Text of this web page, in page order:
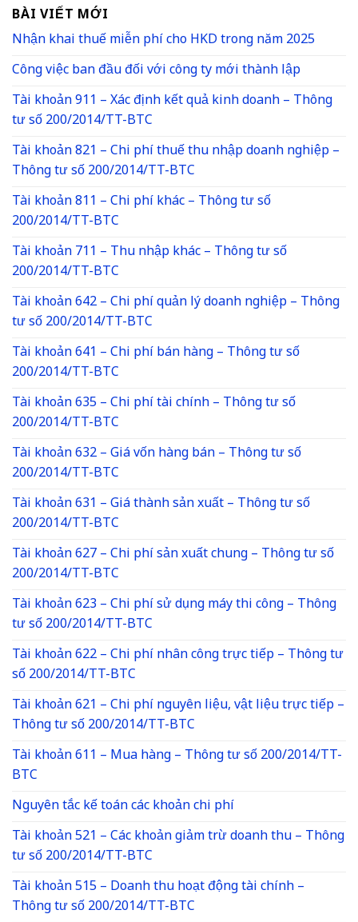
BÀI VIẾT MỚI
Nhận khai thuế miễn phí cho HKD trong năm 2025
Công việc ban đầu đối với công ty mới thành lập
Tài khoản 911 – Xác định kết quả kinh doanh – Thông
tư số 200/2014/TT-BTC
Tài khoản 821 – Chi phí thuế thu nhập doanh nghiệp –
Thông tư số 200/2014/TT-BTC
Tài khoản 811 – Chi phí khác – Thông tư số
200/2014/TT-BTC
Tài khoản 711 – Thu nhập khác – Thông tư số
200/2014/TT-BTC
Tài khoản 642 – Chi phí quản lý doanh nghiệp – Thông
tư số 200/2014/TT-BTC
Tài khoản 641 – Chi phí bán hàng – Thông tư số
200/2014/TT-BTC
Tài khoản 635 – Chi phí tài chính – Thông tư số
200/2014/TT-BTC
Tài khoản 632 – Giá vốn hàng bán – Thông tư số
200/2014/TT-BTC
Tài khoản 631 – Giá thành sản xuất – Thông tư số
200/2014/TT-BTC
Tài khoản 627 – Chi phí sản xuất chung – Thông tư số
200/2014/TT-BTC
Tài khoản 623 – Chi phí sử dụng máy thi công – Thông
tư số 200/2014/TT-BTC
Tài khoản 622 – Chi phí nhân công trực tiếp – Thông tư
số 200/2014/TT-BTC
Tài khoản 621 – Chi phí nguyên liệu, vật liệu trực tiếp –
Thông tư số 200/2014/TT-BTC
Tài khoản 611 – Mua hàng – Thông tư số 200/2014/TT-
BTC
Nguyên tắc kế toán các khoản chi phí
Tài khoản 521 – Các khoản giảm trừ doanh thu – Thông
tư số 200/2014/TT-BTC
Tài khoản 515 – Doanh thu hoạt động tài chính –
Thông tư số 200/2014/TT-BTC